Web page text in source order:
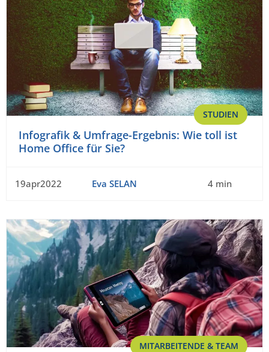
STUDIEN
Infografik & Umfrage-Ergebnis: Wie toll ist
Home Office für Sie?
19apr2022 Eva SELAN 4 min
MITARBEITENDE & TEAM